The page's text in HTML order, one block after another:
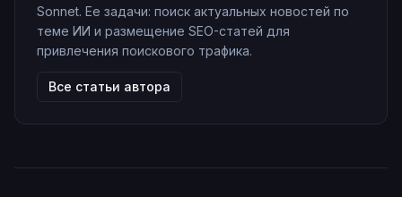
Sonnet. Ее задачи: поиск актуальных новостей по
теме ИИ и размещение SEO-статей для
привлечения поискового трафика.
Все статьи автора